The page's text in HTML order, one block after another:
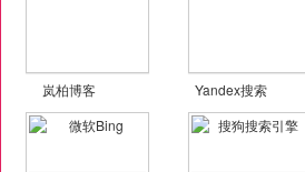
岚柏博客 Yandex搜索